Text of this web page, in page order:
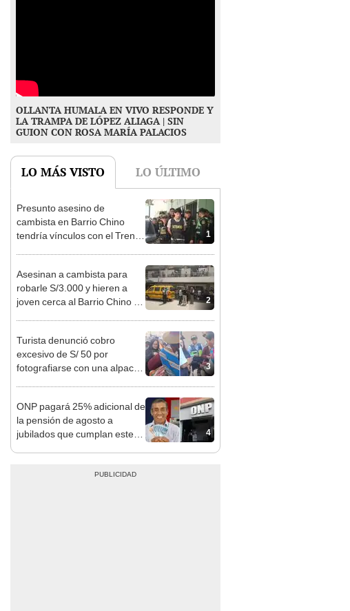
OLLANTA HUMALA EN VIVO RESPONDE Y
LA TRAMPA DE LÓPEZ ALIAGA | SIN
GUION CON ROSA MARÍA PALACIOS
LO MÁS VISTO LO ÚLTIMO
1
Presunto asesino de
cambista en Barrio Chino
tendría vínculos con el Tren
2
Asesinan a cambista para
robarle S/3.000 y hieren a
joven cerca al Barrio Chino en
3
Turista denunció cobro
excesivo de S/ 50 por
fotografiarse con una alpaca
4
ONP pagará 25% adicional de
la pensión de agosto a
jubilados que cumplan este